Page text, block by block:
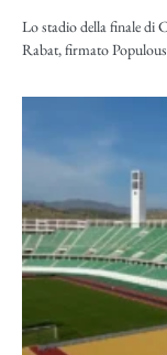
Lo stadio della finale di
Rabat, firmato